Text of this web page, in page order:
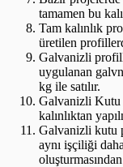
tamamen bu
Tam kalınlık
üretilen
Galvanizli
uygulanan
kg ile satılır.
Galvanizli Kutu
kalınlıktan
Galvanizli kutu
aynı işçiliği